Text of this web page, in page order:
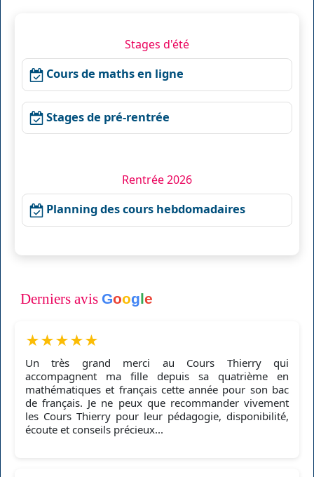
Stages d'été
Cours de maths en ligne
Stages de pré-rentrée
Rentrée 2026
Planning des cours hebdomadaires
Derniers avis Google
★★★★★
Un très grand merci au Cours Thierry qui
accompagnent ma fille depuis sa quatrième en
mathématiques et français cette année pour son bac
de français. Je ne peux que recommander vivement
les Cours Thierry pour leur pédagogie, disponibilité,
écoute et conseils précieux...